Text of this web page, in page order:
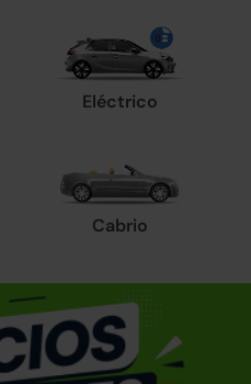
Eléctrico
Cabrio